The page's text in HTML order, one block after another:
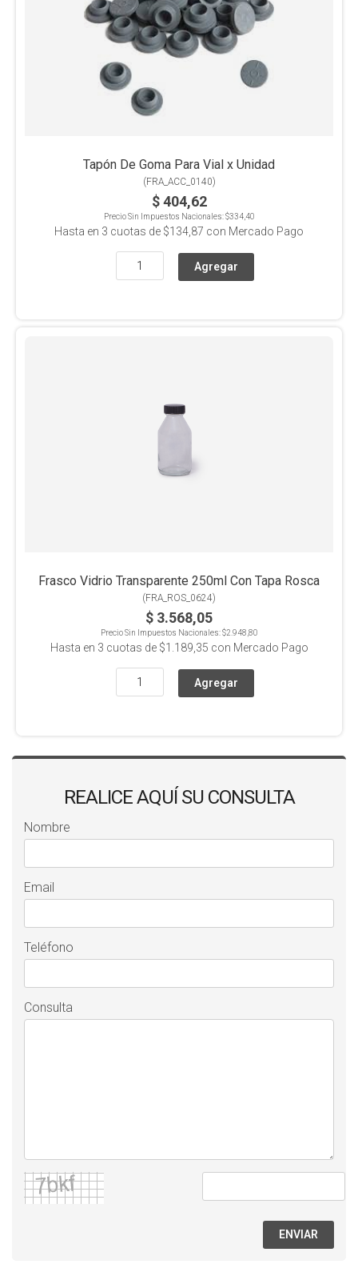
Tapón De Goma Para Vial x Unidad
(FRA_ACC_0140)
$ 404,62
Precio Sin Impuestos Nacionales:$334,40
Hasta en 3 cuotas de $134,87 con Mercado Pago
Frasco Vidrio Transparente 250ml Con Tapa Rosca
(FRA_ROS_0624)
$ 3.568,05
Precio Sin Impuestos Nacionales:$2.948,80
Hasta en 3 cuotas de $1.189,35 con Mercado Pago
REALICE AQUÍ SU CONSULTA
Nombre
Email
Teléfono
Consulta
ENVIAR